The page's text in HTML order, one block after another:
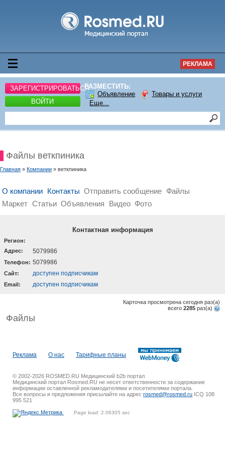
РЕКЛАМА
ЗАРЕГИСТРИРОВАТЬСЯ
ВОЙТИ
РАЗМЕСТИТЬ:
Объявление
Товары и услуги
Еще...
Файлы веткпиника
Главная » Компании » веткпиника
О компании Контакты Отправить сообщение Файлы
Маркет Статьи Объявления Видео Фото
Контактная информация
Регион:
Адрес:
5079986
Телефон: 5079986
Cайт: доступен подписчикам
Email: доступен подписчикам
Карточка просмотрена сегодня раз(a)
всего 2285 раз(a)
Файлы
Реклама О нас Тарифные планы
© 2002-2026 ROSMED.RU Медицинский b2b портал
Медицинский портал Rosmed.RU не несет ответственности за содержание
информации оставленной рекламодателями и посетителями портала.
Все вопросы и предложения присылайте на адрес rosmed@rosmed.ru ICQ 108
995 521
Page load: 2.06305 sec